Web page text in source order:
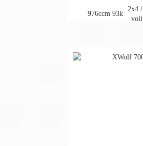
976ccm 93k
2x4